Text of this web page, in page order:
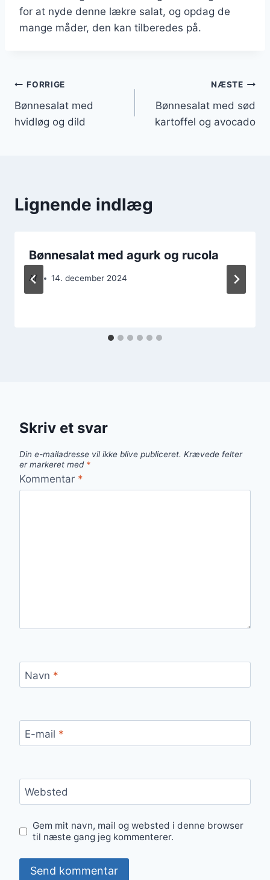
for at nyde denne lækre salat, og opdag de
mange måder, den kan tilberedes på.
Indlægsnavigation
FORRIGE
Bønnesalat med
hvidløg og dild
NÆSTE
Bønnesalat med sød
kartoffel og avocado
Lignende indlæg
Bønnesalat med agurk og rucola
Af 14. december 2024
Skriv et svar
Din e-mailadresse vil ikke blive publiceret. Krævede felter
er markeret med *
Kommentar *
Navn *
E-mail *
Websted
Gem mit navn, mail og websted i denne browser
til næste gang jeg kommenterer.